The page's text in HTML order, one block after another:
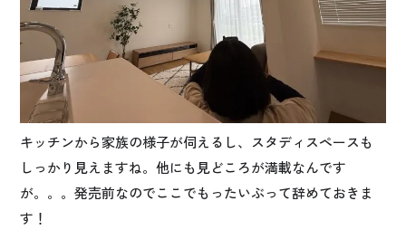
キッチンから家族の様子が伺えるし、スタディスペースも
しっかり見えますね。他にも見どころが満載なんです
が。。。発売前なのでここでもったいぶって辞めておきま
す！